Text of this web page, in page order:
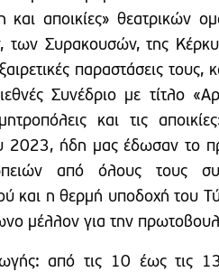
και αποικίες» θεατρικών
των Συρακουσών, της
παραστάσεις τους,
Συνέδριο με τίτλο
και τις
2023, ήδη μας έδωσαν το
από όλους τους
και η θερμή υποδοχή του
μέλλον για την
από τις 10 έως τις